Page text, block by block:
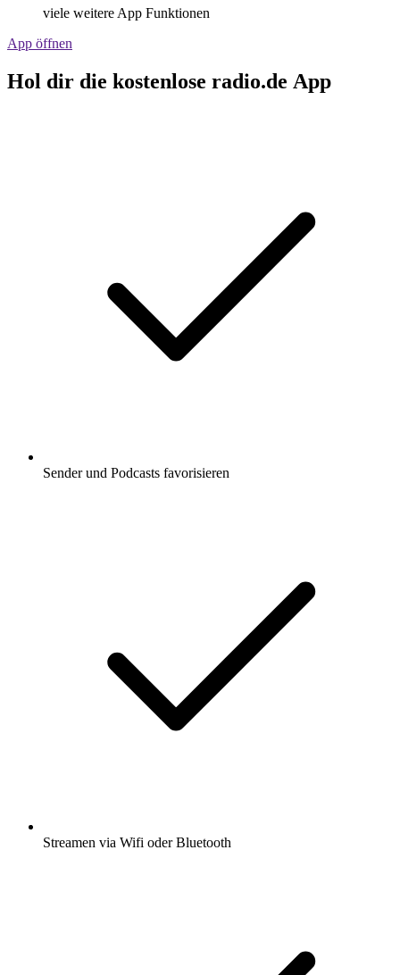
viele weitere App Funktionen
App öffnen
Hol dir die kostenlose radio.de App
Sender und Podcasts favorisieren
Streamen via Wifi oder Bluetooth